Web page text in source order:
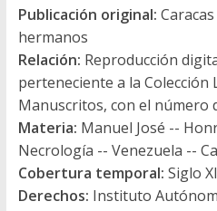
Publicación original:
hermanos
Relación: Reproducción
perteneciente a la Colección
Manuscritos, con el número
Materia: Manuel José --
Necrología -- Venezuela --
Cobertura temporal: Siglo
Derechos: Instituto